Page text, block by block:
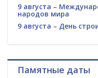
9 августа –
народов мира
9 августа – День
Памятные даты